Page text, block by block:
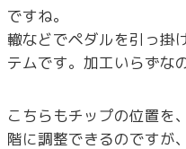
ですね。
轍などでペダルを引っ掛
テムです。加工いらずな
こちらもチップの位置を
階に調整できるのですが、